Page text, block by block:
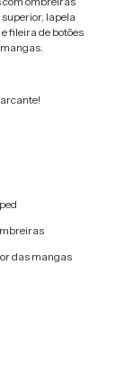
lapela
fileira de botões
das mangas